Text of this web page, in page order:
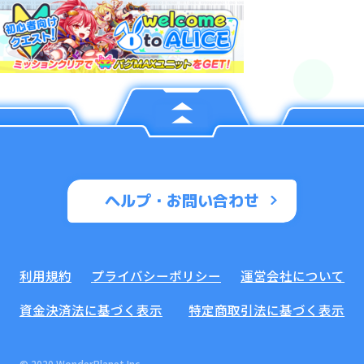
ヘルプ・お問い合わせ
利用規約 プライバシーポリシー
運営会社について
資金決済法に基づく表示
特定商取引法に基づく表示